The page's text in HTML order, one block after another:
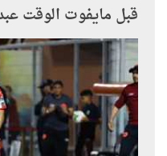
قبل مايفوت الوقت